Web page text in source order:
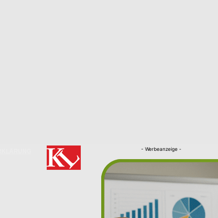
Kaiserslautern
- Werbeanzeige -